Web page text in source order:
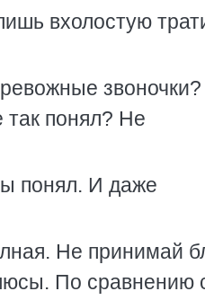
вхолостую
так понял? Не
понял. И даже
Не принимай
По сравнению